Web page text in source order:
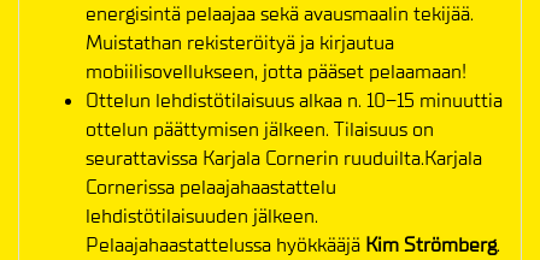
energisintä pelaajaa sekä avausmaalin tekijää.
Muistathan rekisteröityä ja kirjautua
mobiilisovellukseen, jotta pääset pelaamaan!
Ottelun lehdistötilaisuus alkaa n. 10–15 minuuttia
ottelun päättymisen jälkeen. Tilaisuus on
seurattavissa Karjala Cornerin ruuduilta.Karjala
Cornerissa pelaajahaastattelu
lehdistötilaisuuden jälkeen.
Pelaajahaastattelussa hyökkääjä Kim Strömberg.